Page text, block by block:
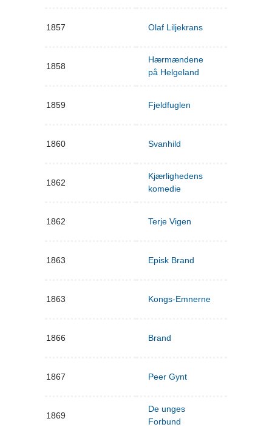
1857 Olaf Liljekrans
1858
Hærmændene
på Helgeland
1859 Fjeldfuglen
1860 Svanhild
1862
Kjærlighedens
komedie
1862 Terje Vigen
1863 Episk Brand
1863 Kongs-Emnerne
1866 Brand
1867 Peer Gynt
1869
De unges
Forbund